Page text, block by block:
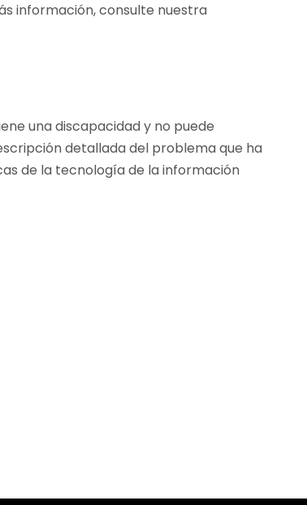
información, consulte nuestra
una discapacidad y no puede
detallada del problema que ha
de la tecnología de la información